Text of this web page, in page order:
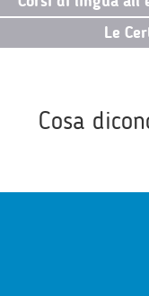
Le
Cosa